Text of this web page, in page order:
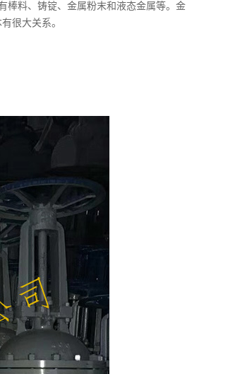
棒料、铸锭、金属粉末和液态金属等。金
很大关系。